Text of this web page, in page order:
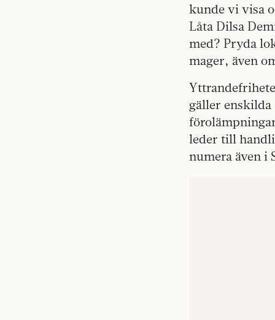
kunde vi visa
Låta Dilsa
med? Pryda
mager, även
gäller
leder till
numera även i